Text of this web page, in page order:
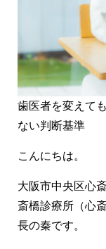
歯周治療
虫歯治療
短期集中
静脈内鎮
企業歯科
LiCCA
治療費
症例
症例紹介
料金表
お悩みから探
歯医者を変えて
ない判断基準
こんにちは。
大阪市中央区心
斎橋診療所（心
長の秦です。